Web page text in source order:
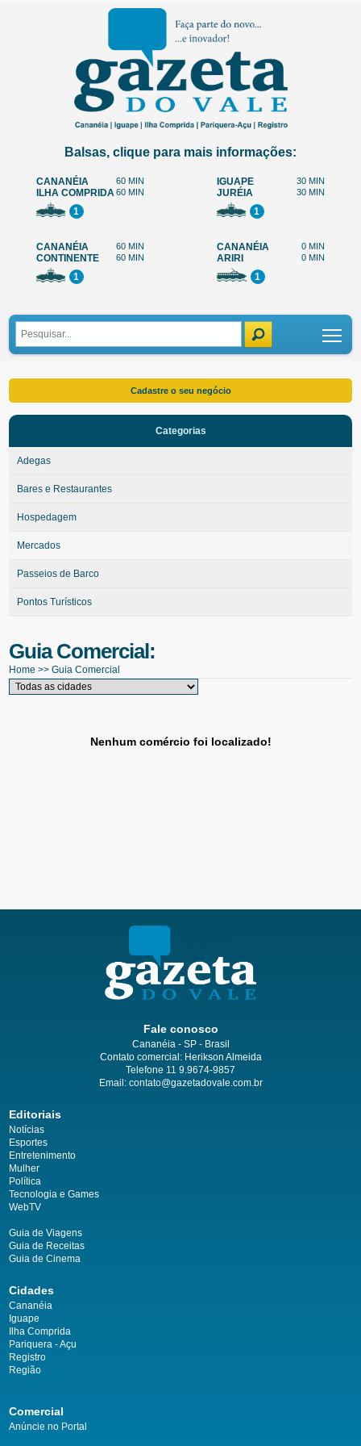
Balsas, clique para mais informações:
CANANÉIA 60 MIN
ILHA COMPRIDA60 MIN
1
IGUAPE 30 MIN
JURÉIA 30 MIN
1
CANANÉIA 60 MIN
CONTINENTE 60 MIN
1
CANANÉIA 0 MIN
ARIRI 0 MIN
1
Cadastre o seu negócio
Categorias
Adegas
Bares e Restaurantes
Hospedagem
Mercados
Passeios de Barco
Pontos Turísticos
Guia Comercial:
Home >>Guia Comercial
Nenhum comércio foi localizado!
Fale conosco
Cananéia - SP - Brasil
Contato comercial: Herikson Almeida
Telefone 11 9.9674-9857
Email: contato@gazetadovale.com.br
Editoriais
Notícias
Esportes
Entretenimento
Mulher
Política
Tecnologia e Games
WebTV
Guia de Viagens
Guia de Receitas
Guia de Cinema
Cidades
Cananéia
Iguape
Ilha Comprida
Pariquera - Açu
Registro
Região
Comercial
Anúncie no Portal